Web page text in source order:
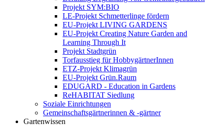
Projekt SYM:BIO
LE-Projekt Schmetterlinge fördern
EU-Projekt LIVING GARDENS
EU-Projekt Creating Nature Garden and
Learning Through It
Projekt Stadtgrün
Torfausstieg für HobbygärtnerInnen
ETZ-Projekt Klimagrün
EU-Projekt Grün.Raum
EDUGARD - Education in Gardens
ReHABITAT Siedlung
Soziale Einrichtungen
Gemeinschaftsgärtnerinnen & -gärtner
Gartenwissen